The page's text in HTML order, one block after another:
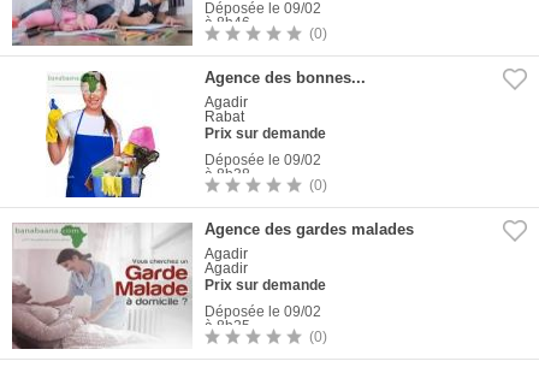
Déposée le 09/02
à 8h46
(0)
Agence des bonnes...
Déposée le 09/02
à 8h38
Agadir
Rabat
Prix sur demande
(0)
Agence des gardes malades
Déposée le 09/02
à 8h25
Agadir
Agadir
Prix sur demande
(0)